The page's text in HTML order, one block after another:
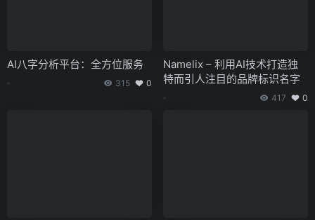
AI八字分析平台：全方位服务
315 0
Namelix – 利用AI技术打造独
特而引人注目的品牌标识名字
417 0